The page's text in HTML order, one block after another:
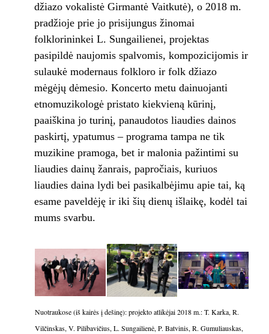
džiazo vokalistė Girmantė Vaitkutė), o 2018 m.
pradžioje prie jo prisijungus žinomai
folklorininkei L. Sungailienei, projektas
pasipildė naujomis spalvomis, kompozicijomis ir
sulaukė modernaus folkloro ir folk džiazo
mėgėjų dėmesio. Koncerto metu dainuojanti
etnomuzikologė pristato kiekvieną kūrinį,
paaiškina jo turinį, panaudotos liaudies dainos
paskirtį, ypatumus – programa tampa ne tik
muzikine pramoga, bet ir malonia pažintimi su
liaudies dainų žanrais, papročiais, kuriuos
liaudies daina lydi bei pasikalbėjimu apie tai, ką
esame paveldėję ir iki šių dienų išlaikę, kodėl tai
mums svarbu.
Nuotraukose (iš kairės į dešinę): projekto atlikėjai 2018 m.: T. Karka, R.
Vilčinskas, V. Pilibavičius, L. Sungailienė, P. Batvinis, R. Gumuliauskas,